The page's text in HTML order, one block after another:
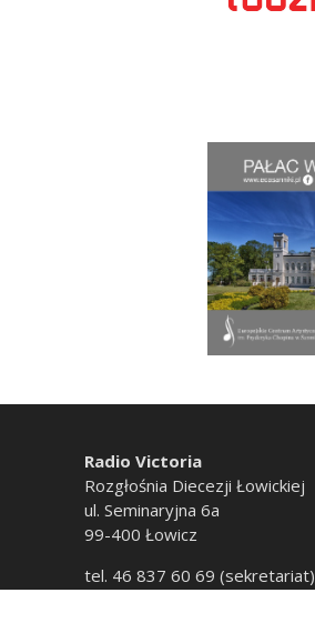
Radio Victoria
Rozgłośnia Diecezji Łowickiej
ul. Seminaryjna 6a
99-400 Łowicz
tel. 46 837 60 69 (sekretariat)